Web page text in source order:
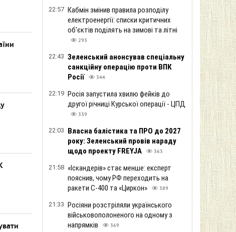
22:57 Кабмін змінив правила розподілу
електроенергії: списки критичних
об'єктів поділять на зимові та літні
293
22:43 Зеленський анонсував спеціальну
санкційну операцію проти ВПК
Росії
344
22:19 Росія запустила хвилю фейків до
другої річниці Курської операції - ЦПД
339
22:03 Власна балістика та ПРО до 2027
року: Зеленський провів нараду
щодо проекту FREYJA
363
21:58 «Іскандерів» стає менше: експерт
пояснив, чому РФ переходить на
ракети С-400 та «Циркон»
389
21:33 Росіяни розстріляли українського
військовополоненого на одному з
напрямків
369